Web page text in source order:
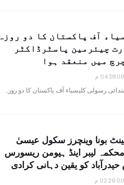
آف پاکستان کا دو روزہ
چیئرمین پاسٹرڈاکٹر
میں منعقد ہوا
رسولی کلیسیاء آف پاکستان کا دو روزہ
بونا وینچرز سکول عیسیٰ
محکمہ لیبر اینڈ ہیومن ریسورس
کو یقین دہانی کرادی